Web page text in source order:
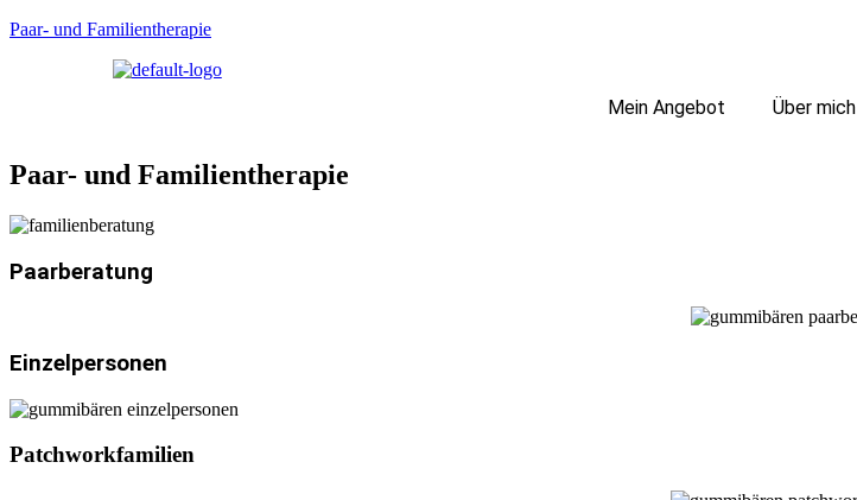
Paar- und Familientherapie
Mein Angebot Über mich
Paar- und Familientherapie
Paarberatung
Einzelpersonen
Patchworkfamilien